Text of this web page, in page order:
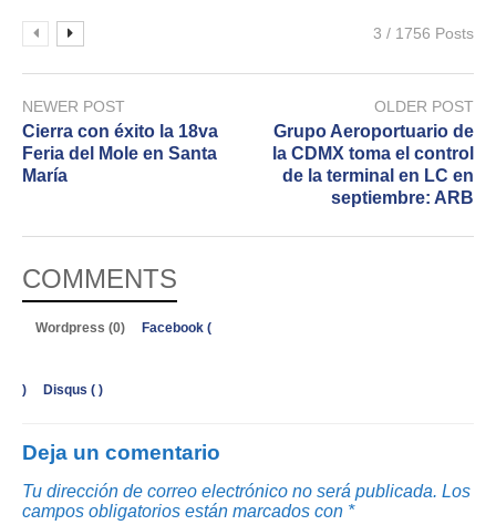
3 / 1756 Posts
NEWER POST
Cierra con éxito la 18va
Feria del Mole en Santa
María
OLDER POST
Grupo Aeroportuario de
la CDMX toma el control
de la terminal en LC en
septiembre: ARB
COMMENTS
Wordpress (0) Facebook (
) Disqus ( )
Deja un comentario
Tu dirección de correo electrónico no será publicada. Los
campos obligatorios están marcados con *